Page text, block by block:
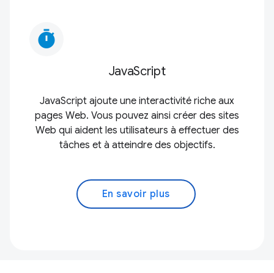
timer
JavaScript
JavaScript ajoute une interactivité riche aux
pages Web. Vous pouvez ainsi créer des sites
Web qui aident les utilisateurs à effectuer des
tâches et à atteindre des objectifs.
En savoir plus